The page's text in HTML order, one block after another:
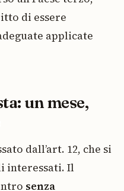
di essere
applicate
un mese,
dall’art. 12, che si
interessati. Il
senza